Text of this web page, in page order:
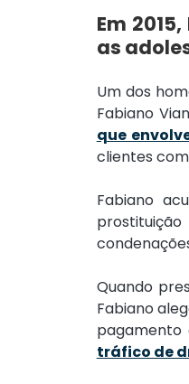
Em
as
Um dos
Fabiano
que
clientes
Fabiano
Quando
Fabiano
pagamento
tráfico de